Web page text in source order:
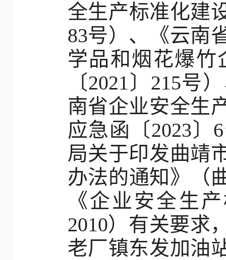
全生产标准化建
83号）、《云南
学品和烟花爆竹
〔2021〕215号
南省企业安全生
应急函〔2023〕
局关于印发曲靖
办法的通知》（
《企业安全生
2010）有关要求
老厂镇东发加油